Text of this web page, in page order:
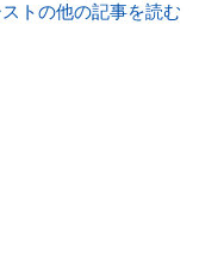
ん。おばあちゃん
トの他の記事を読む